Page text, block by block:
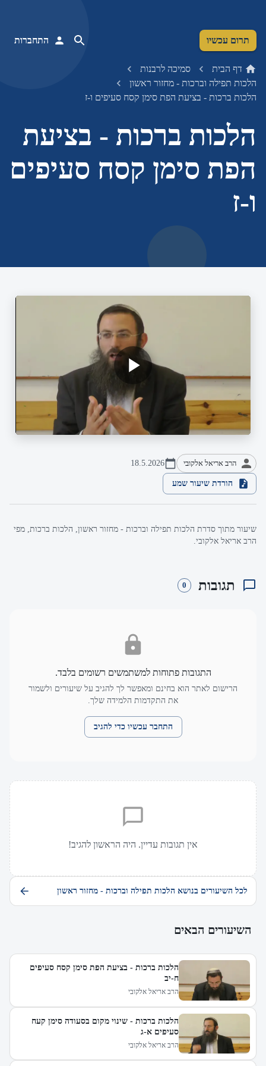
תרום עכשיו התחברות
דף הבית
סמיכה לרבנות
הלכות תפילה וברכות - מחזור ראשון
הלכות ברכות - בציעת הפת סימן קסח סעיפים ו-ז
הלכות ברכות - בציעת
הפת סימן קסח סעיפים
ו-ז
הרב אריאל אלקובי 18.5.2026
הורדת שיעור שמע
שיעור מתוך סדרת הלכות תפילה וברכות - מחזור ראשון, הלכות ברכות, מפי
הרב אריאל אלקובי.
תגובות 0
התגובות פתוחות למשתמשים רשומים בלבד.
הרישום לאתר הוא בחינם ומאפשר לך להגיב על שיעורים ולשמור
את התקדמות הלמידה שלך.
התחבר עכשיו כדי להגיב
אין תגובות עדיין. היה הראשון להגיב!
לכל השיעורים בנושא הלכות תפילה וברכות - מחזור ראשון
השיעורים הבאים
הלכות ברכות - בציעת הפת סימן קסח סעיפים
ח-יב
הרב אריאל אלקובי
הלכות ברכות - שינוי מקום בסעודה סימן קעח
סעיפים א-ג
הרב אריאל אלקובי